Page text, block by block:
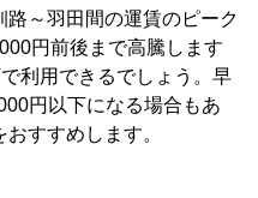
～羽田間の運賃のピーク
円前後まで高騰します
利用できるでしょう。早
円以下になる場合もあ
すすめします。